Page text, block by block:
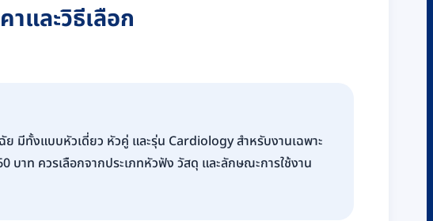
และวิธีเลือก
มีทั้งแบบหัวเดี่ยว หัวคู่ และรุ่น Cardiology สำหรับงานเฉพาะ
าท ควรเลือกจากประเภทหัวฟัง วัสดุ และลักษณะการใช้งาน